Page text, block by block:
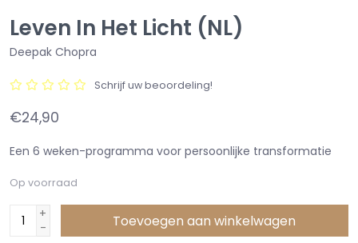
Leven In Het Licht (NL)
Deepak Chopra
Schrijf uw beoordeling!
€24,90
Een 6 weken-programma voor persoonlijke transformatie
Op voorraad
+
-
Toevoegen aan winkelwagen